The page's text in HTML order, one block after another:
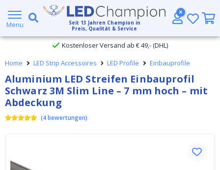
Menu Seit 13 Jahren Champion in
Preis, Qualität & Service
Großer Lagerbestand
Kostenloser Versand ab € 49,- (DHL)
Heute bestellt, am selben Tag verschickt
Home LED Strip Accessoires LED Profile Einbauprofile
Aluminium LED Streifen Einbauprofil
Schwarz 3M Slim Line – 7 mm hoch – mit
Abdeckung
(4bewertungen)